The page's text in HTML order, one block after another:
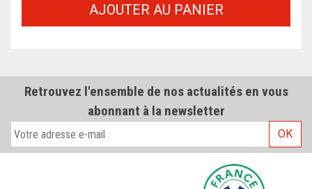
AJOUTER AU PANIER
Retrouvez l'ensemble de nos actualités en vous
abonnant à la newsletter
OK